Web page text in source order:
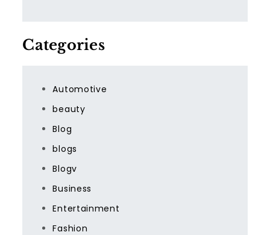
Categories
Automotive
beauty
Blog
blogs
Blogv
Business
Entertainment
Fashion